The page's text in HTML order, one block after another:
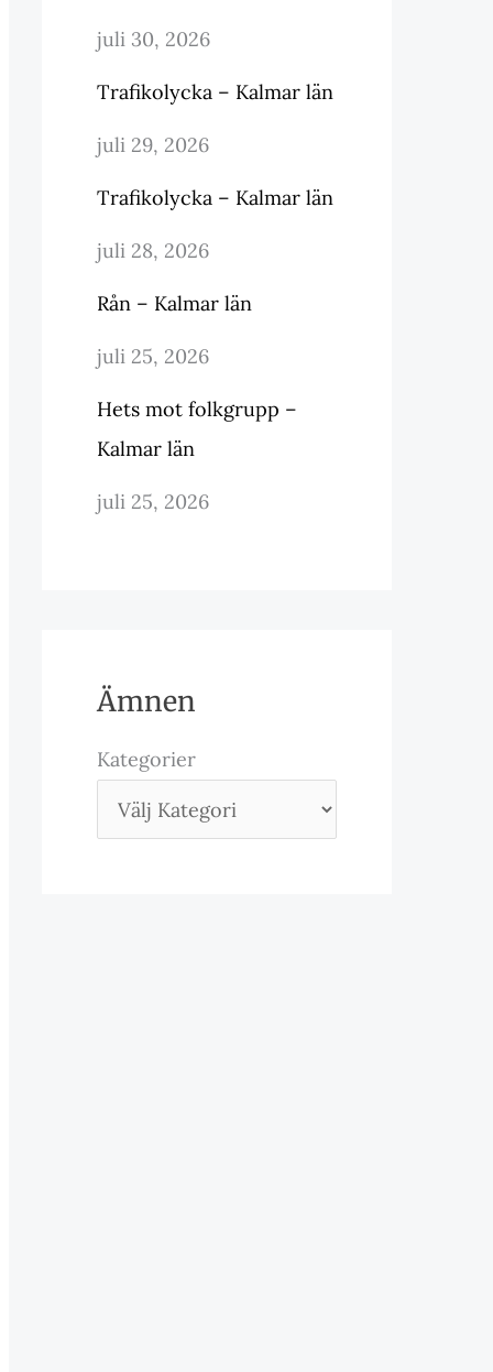
juli 30, 2026
Trafikolycka – Kalmar län
juli 29, 2026
Trafikolycka – Kalmar län
juli 28, 2026
Rån – Kalmar län
juli 25, 2026
Hets mot folkgrupp –
Kalmar län
juli 25, 2026
Ämnen
Kategorier